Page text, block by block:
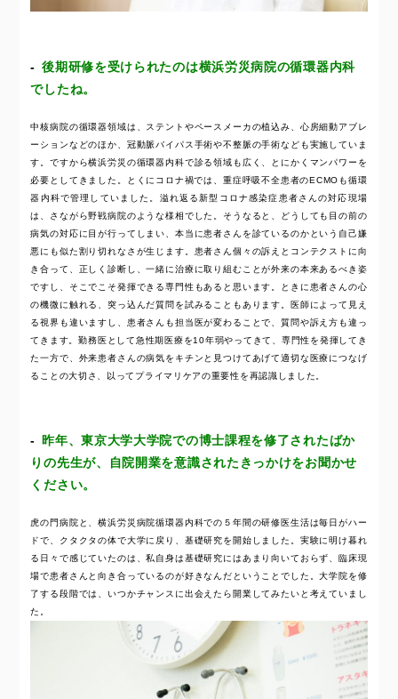
後期研修を受けられたのは横浜労災病院の循環器内科
でしたね。
中核病院の循環器領域は、ステントやペースメーカの植込み、心房細動アブレ
ーションなどのほか、冠動脈バイパス手術や不整脈の手術なども実施していま
す。ですから横浜労災の循環器内科で診る領域も広く、とにかくマンパワーを
必要としてきました。とくにコロナ禍では、重症呼吸不全患者のECMOも循環
器内科で管理していました。溢れ返る新型コロナ感染症患者さんの対応現場
は、さながら野戦病院のような様相でした。そうなると、どうしても目の前の
病気の対応に目が行ってしまい、本当に患者さんを診ているのかという自己嫌
悪にも似た割り切れなさが生じます。患者さん個々の訴えとコンテクストに向
き合って、正しく診断し、一緒に治療に取り組むことが外来の本来あるべき姿
ですし、そこでこそ発揮できる専門性もあると思います。ときに患者さんの心
の機微に触れる、突っ込んだ質問を試みることもあります。医師によって見え
る視界も違いますし、患者さんも担当医が変わることで、質問や訴え方も違っ
てきます。勤務医として急性期医療を10年弱やってきて、専門性を発揮してき
た一方で、外来患者さんの病気をキチンと見つけてあげて適切な医療につなげ
ることの大切さ、以ってプライマリケアの重要性を再認識しました。
昨年、東京大学大学院での博士課程を修了されたばか
りの先生が、自院開業を意識されたきっかけをお聞かせ
ください。
虎の門病院と、横浜労災病院循環器内科での５年間の研修医生活は毎日がハー
ドで、クタクタの体で大学に戻り、基礎研究を開始しました。実験に明け暮れ
る日々で感じていたのは、私自身は基礎研究にはあまり向いておらず、臨床現
場で患者さんと向き合っているのが好きなんだということでした。大学院を修
了する段階では、いつかチャンスに出会えたら開業してみたいと考えていまし
た。